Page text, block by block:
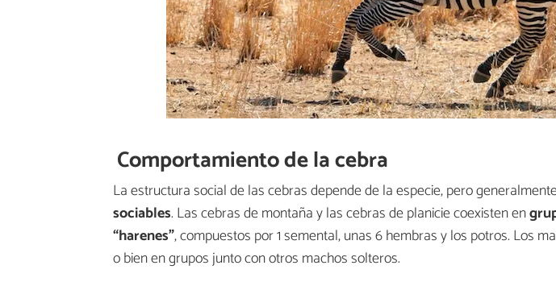
Comportamiento de la cebra
La estructura social de las cebras depende de la especie, pero
sociables. Las cebras de montaña y las cebras de planicie coexisten en
“harenes”, compuestos por 1 semental, unas 6 hembras y los potros. Los
o bien en grupos junto con otros machos solteros.